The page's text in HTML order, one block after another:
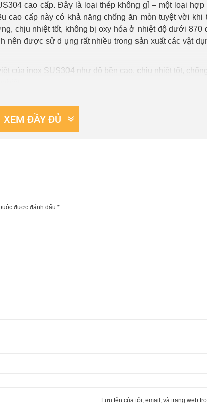
cao cấp. Đây là loại thép không gỉ – một loại hợp
cao cấp này có khả năng chống ăn mòn tuyệt vời khi
chịu nhiệt tốt, không bị oxy hóa ở nhiệt độ dưới 870
nên được sử d ụng rất nhiều trong sản xuất các vật
của inox SUS304 như độ bền cao, chịu nhiệt tốt,
mắt, thiết kế độc đáo tạo nét hiện đại, sang trọng cho
từ phòng tắm nhỏ của gia đình cho đến các phòng
XEM ĐẦY ĐỦ
được đánh dấu*
Lưu tên của tôi, email, và trang web